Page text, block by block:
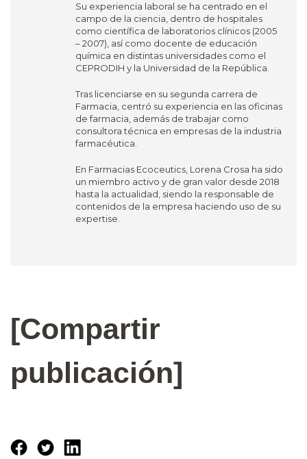
Su experiencia laboral se ha centrado en el
campo de la ciencia, dentro de hospitales
como científica de laboratorios clínicos (2005
– 2007), así como docente de educación
química en distintas universidades como el
CEPRODIH y la Universidad de la República.
Tras licenciarse en su segunda carrera de
Farmacia, centró su experiencia en las oficinas
de farmacia, además de trabajar como
consultora técnica en empresas de la industria
farmacéutica.
En Farmacias Ecoceutics, Lorena Crosa ha sido
un miembro activo y de gran valor desde 2018
hasta la actualidad, siendo la responsable de
contenidos de la empresa haciendo uso de su
expertise.
[Compartir
publicación]